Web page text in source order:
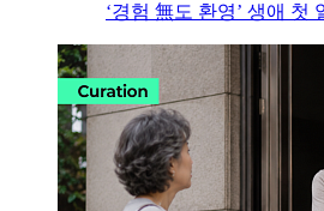
‘경험 無도 환영’ 생애 첫